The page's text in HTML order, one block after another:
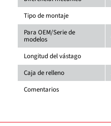
Tipo de montaje
Para OEM/Serie de
modelos
Longitud del vástago
Caja de relleno
Comentarios